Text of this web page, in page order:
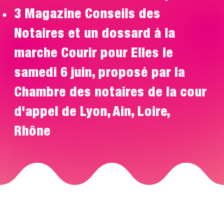
​3 Magazine Conseils des
Notaires et un dossard à la
marche Courir pour Elles le
samedi 6 juin, proposé par la
Chambre des notaires de la cour
d'appel de Lyon, Ain, Loire,
Rhône